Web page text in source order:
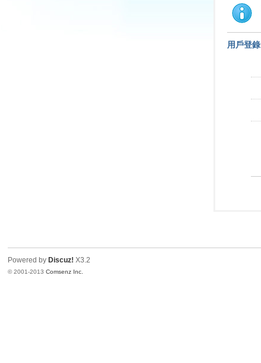
用戶登錄
Powered by Discuz! X3.2
© 2001-2013Comsenz Inc.